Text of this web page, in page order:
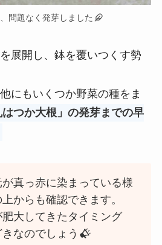
問題なく発芽しました
展開し、鉢を覆いつくす勢
にもいくつか野菜の種をま
はつか大根」の発芽までの早
真っ赤に染まっている様
からも確認できます。
肥大してきたタイミング
なのでしょう